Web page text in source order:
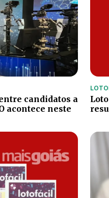
candidatos a
acontece neste